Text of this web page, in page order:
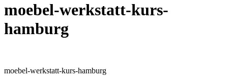
moebel-werkstatt-kurs-
hamburg
moebel-werkstatt-kurs-hamburg